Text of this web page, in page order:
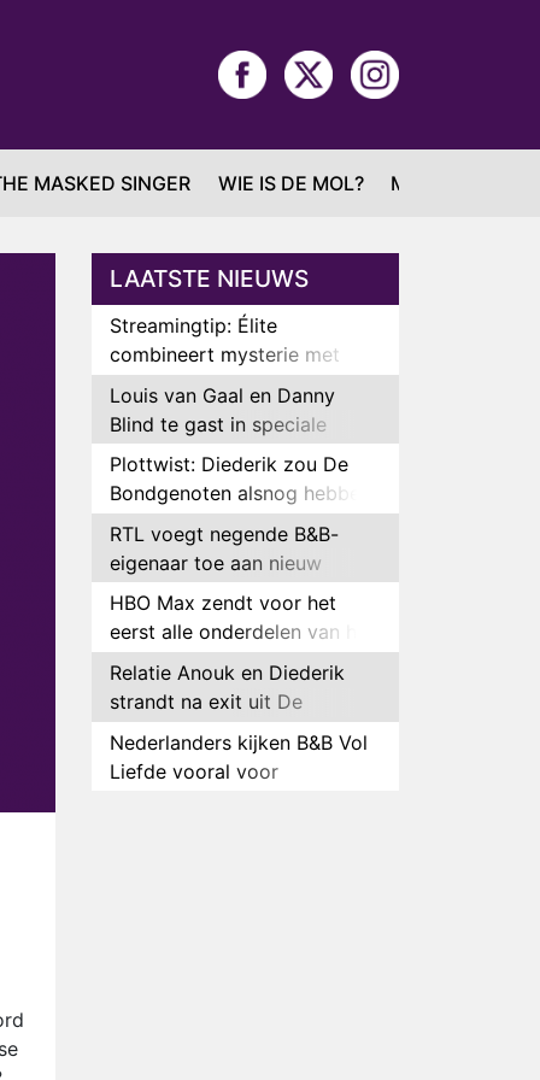
MASKED SINGER WIE IS DE MOL? MAFS
LAATSTE NIEUWS
Streamingtip: Élite
combineert mysterie met
romantie
Louis van Gaal en Danny
Blind te gast in speciale
aflevering van Tussen de
Palen
Plottwist: Diederik zou De
Bondgenoten alsnog hebben
verlaten
RTL voegt negende B&B-
eigenaar toe aan nieuw
seizoen B&B Vol Liefde
HBO Max zendt voor het
eerst alle onderdelen van het
EK Atletiek uit
Relatie Anouk en Diederik
strandt na exit uit De
Bondgenoten
Nederlanders kijken B&B Vol
Liefde vooral voor